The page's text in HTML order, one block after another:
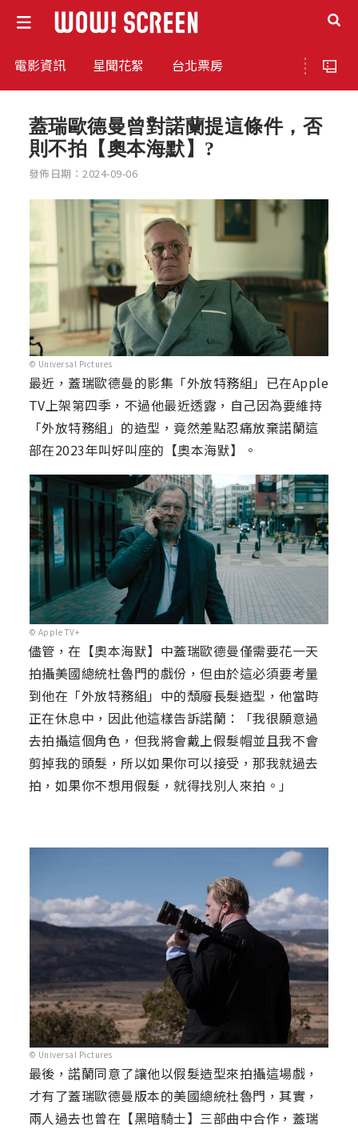
電影資訊 星聞花絮 台北票房
蓋瑞歐德曼曾對諾蘭提這條件，否
則不拍【奧本海默】?
發佈日期：2024-09-06
© Universal Pictures
最近，蓋瑞歐德曼的影集「外放特務組」已在Apple
TV上架第四季，不過他最近透露，自己因為要維持
「外放特務組」的造型，竟然差點忍痛放棄諾蘭這
部在2023年叫好叫座的【奧本海默】。
© Apple TV+
儘管，在【奧本海默】中蓋瑞歐德曼僅需要花一天
拍攝美國總統杜魯門的戲份，但由於這必須要考量
到他在「外放特務組」中的頹廢長髮造型，他當時
正在休息中，因此他這樣告訴諾蘭：「我很願意過
去拍攝這個角色，但我將會戴上假髮帽並且我不會
剪掉我的頭髮，所以如果你可以接受，那我就過去
拍，如果你不想用假髮，就得找別人來拍。」
© Universal Pictures
最後，諾蘭同意了讓他以假髮造型來拍攝這場戲，
才有了蓋瑞歐德曼版本的美國總統杜魯門，其實，
兩人過去也曾在【黑暗騎士】三部曲中合作，蓋瑞